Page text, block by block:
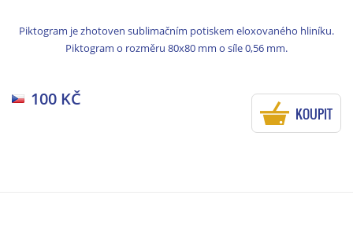
Piktogram je zhotoven sublimačním potiskem eloxovaného hliníku.
Piktogram o rozměru 80x80 mm o síle 0,56 mm.
100 KČ
KOUPIT